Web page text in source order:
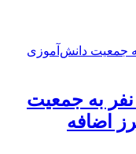
هزار نفر به جمعیت
اضافه